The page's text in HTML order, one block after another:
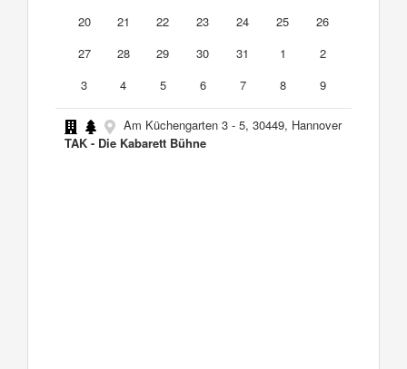
20
21 22 23 24 25
26
27
28 29 30 31 1
2
3
4 5 6 7 8 9
Am Küchengarten 3 - 5, 30449, Hannover
TAK - Die Kabarett Bühne